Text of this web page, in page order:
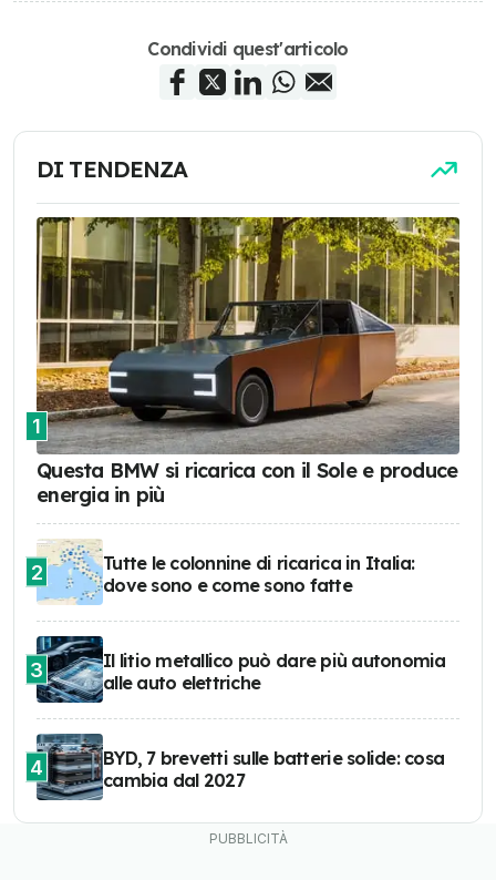
Condividi quest'articolo
DI TENDENZA
1
Questa BMW si ricarica con il Sole e produce
energia in più
2
Tutte le colonnine di ricarica in Italia:
dove sono e come sono fatte
3
Il litio metallico può dare più autonomia
alle auto elettriche
4
BYD, 7 brevetti sulle batterie solide: cosa
cambia dal 2027